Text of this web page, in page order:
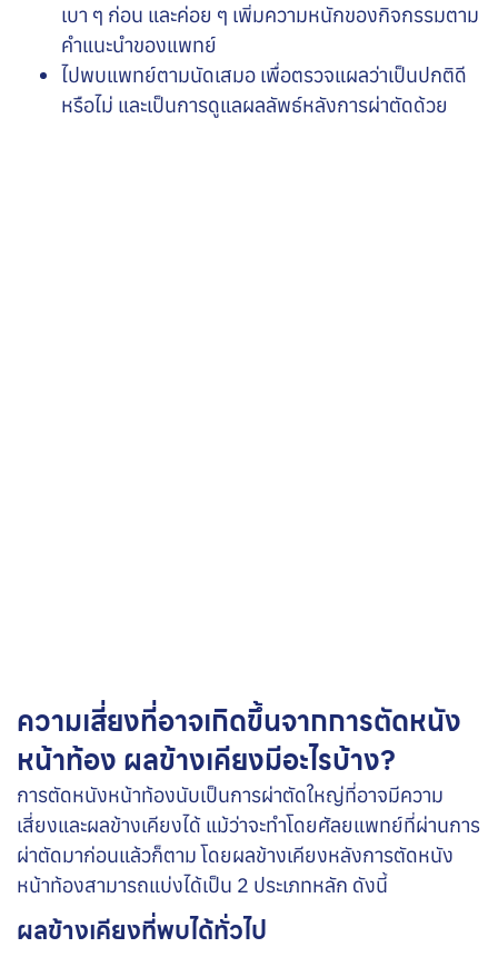
เบา ๆ ก่อน และค่อย ๆ เพิ่มความหนักของกิจกรรมตาม
คำแนะนำของแพทย์
ไปพบแพทย์ตามนัดเสมอ เพื่อตรวจแผลว่าเป็นปกติดี
หรือไม่ และเป็นการดูแลผลลัพธ์หลังการผ่าตัดด้วย
ความเสี่ยงที่อาจเกิดขึ้นจากการตัดหนัง
หน้าท้อง ผลข้างเคียงมีอะไรบ้าง?
การตัดหนังหน้าท้องนับเป็นการผ่าตัดใหญ่ที่อาจมีความ
เสี่ยงและผลข้างเคียงได้ แม้ว่าจะทำโดยศัลยแพทย์ที่ผ่านการ
ผ่าตัดมาก่อนแล้วก็ตาม โดยผลข้างเคียงหลังการตัดหนัง
หน้าท้องสามารถแบ่งได้เป็น 2 ประเภทหลัก ดังนี้
ผลข้างเคียงที่พบได้ทั่วไป